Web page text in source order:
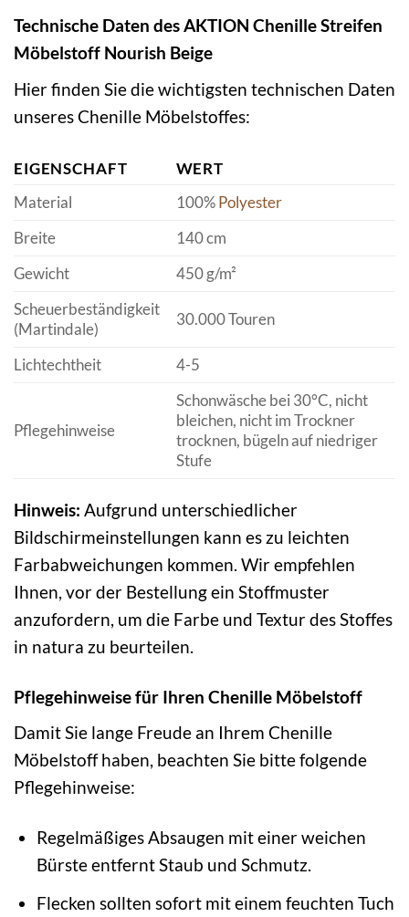
Technische Daten des AKTION Chenille Streifen
Möbelstoff Nourish Beige
Hier finden Sie die wichtigsten technischen Daten
unseres Chenille Möbelstoffes:
EIGENSCHAFT
WERT
Material
100%Polyester
Breite
140 cm
Gewicht
450 g/m²
Scheuerbeständigkeit
(Martindale)
30.000 Touren
Lichtechtheit 4-5
Pflegehinweise
Schonwäsche bei 30°C, nicht
bleichen, nicht im Trockner
trocknen, bügeln auf niedriger
Stufe
Hinweis: Aufgrund unterschiedlicher
Bildschirmeinstellungen kann es zu leichten
Farbabweichungen kommen. Wir empfehlen
Ihnen, vor der Bestellung ein Stoffmuster
anzufordern, um die Farbe und Textur des Stoffes
in natura zu beurteilen.
Pflegehinweise für Ihren Chenille Möbelstoff
Damit Sie lange Freude an Ihrem Chenille
Möbelstoff haben, beachten Sie bitte folgende
Pflegehinweise:
Regelmäßiges Absaugen mit einer weichen
Bürste entfernt Staub und Schmutz.
Flecken sollten sofort mit einem feuchten Tuch